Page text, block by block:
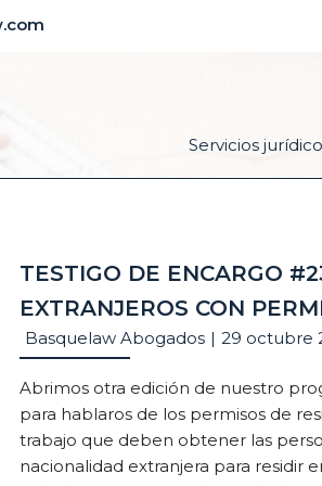
Servicios
TESTIGO DE ENCARGO
EXTRANJEROS CON
Basquelaw Abogados | 29 octubre
Abrimos otra edición de nuestro
para hablaros de los permisos de
trabajo que deben obtener las
nacionalidad extranjera para residir